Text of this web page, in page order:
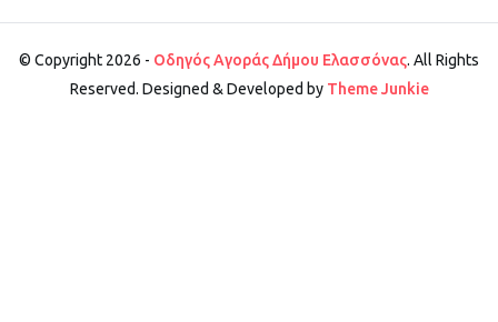
© Copyright 2026 - Οδηγός Αγοράς Δήμου Ελασσόνας. All Rights
Reserved. Designed & Developed by Theme Junkie